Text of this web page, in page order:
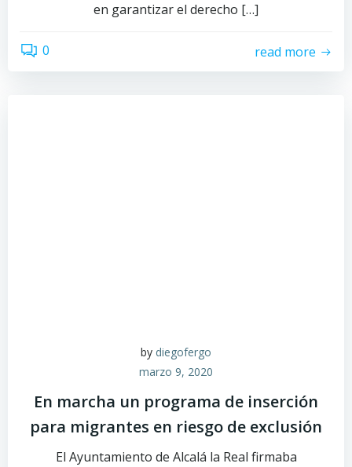
en garantizar el derecho […]
0 read more
by diegofergo
marzo 9, 2020
En marcha un programa de inserción
para migrantes en riesgo de exclusión
El Ayuntamiento de Alcalá la Real firmaba